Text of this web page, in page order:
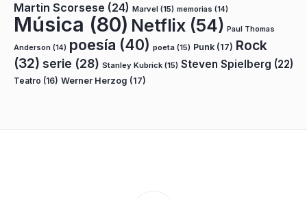
Martin Scorsese (24) Marvel (15) memorias (14)
Música (80) Netflix (54) Paul Thomas
Anderson (14) poesía (40) poeta (15) Punk (17) Rock
(32) serie (28) Stanley Kubrick (15) Steven Spielberg (22)
Teatro (16) Werner Herzog (17)